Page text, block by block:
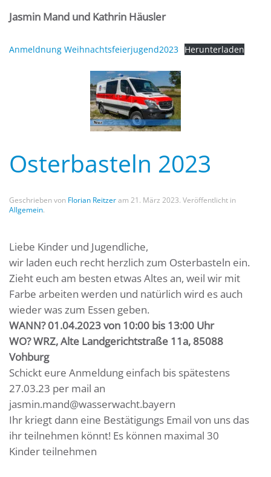
Jasmin Mand und Kathrin Häusler
Anmeldnung Weihnachtsfeierjugend2023 Herunterladen
Osterbasteln 2023
Geschrieben von Florian Reitzeram 21. März 2023. Veröffentlicht in
Allgemein.
Liebe Kinder und Jugendliche,
wir laden euch recht herzlich zum Osterbasteln ein.
Zieht euch am besten etwas Altes an, weil wir mit
Farbe arbeiten werden und natürlich wird es auch
wieder was zum Essen geben.
WANN? 01.04.2023 von 10:00 bis 13:00 Uhr
WO? WRZ, Alte Landgerichtstraße 11a, 85088
Vohburg
Schickt eure Anmeldung einfach bis spätestens
27.03.23 per mail an
jasmin.mand@wasserwacht.bayern
Ihr kriegt dann eine Bestätigungs Email von uns das
ihr teilnehmen könnt! Es können maximal 30
Kinder teilnehmen